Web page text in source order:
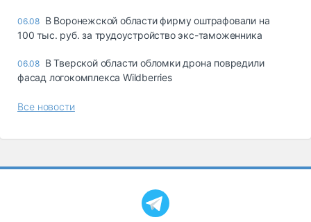
06.08 В Воронежской области фирму оштрафовали на
100 тыс. руб. за трудоустройство экс-таможенника
06.08 В Тверской области обломки дрона повредили
фасад логокомплекса Wildberries
Все новости